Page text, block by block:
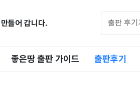
들어 갑니다.
좋은땅 출판 가이드 출판후기